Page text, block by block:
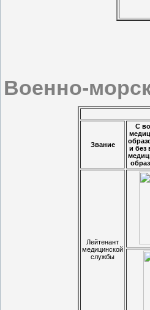
Военно-
Звание
С
и без
Лейтенант
медицинской
службы